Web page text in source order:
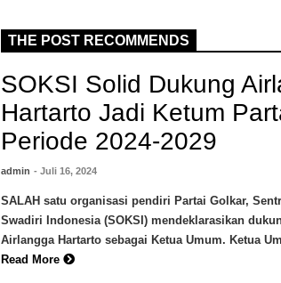
THE POST RECOMMENDS
SOKSI Solid Dukung
Hartarto Jadi Ketum
Periode 2024-2029
admin - Juli 16, 2024
SALAH satu organisasi pendiri Partai Golkar,
Swadiri Indonesia (SOKSI) mendeklarasikan
Airlangga Hartarto sebagai Ketua Umum. Ketua
Read More